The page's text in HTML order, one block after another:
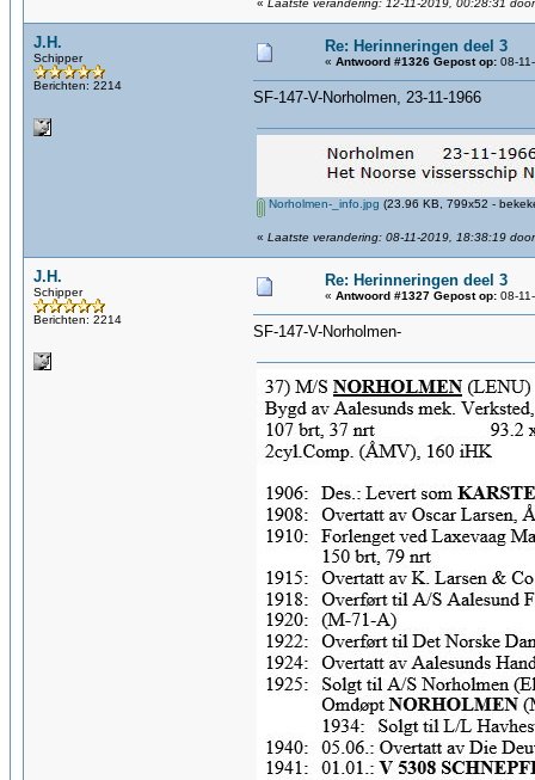
« Laatste verandering: 12-11-2019, 00:28:31
J.H.
Schipper
Berichten: 2214
Re: Herinneringen deel 3
« Antwoord #1326 Gepost op: 08-
SF-147-V-Norholmen, 23-11-1966
Norholmen-_info.jpg (23.96 KB, 799x52 -
« Laatste verandering: 08-11-2019, 18:38:19
J.H.
Schipper
Berichten: 2214
Re: Herinneringen deel 3
« Antwoord #1327 Gepost op: 08-
SF-147-V-Norholmen-